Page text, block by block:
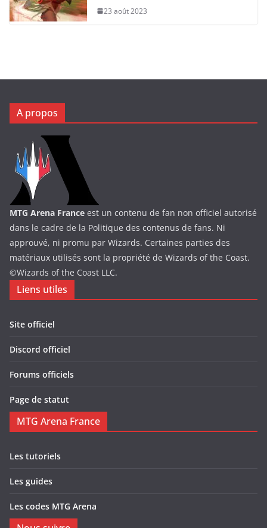
23 août 2023
A propos
MTG Arena France est un contenu de fan non officiel autorisé
dans le cadre de la Politique des contenus de fans. Ni
approuvé, ni promu par Wizards. Certaines parties des
matériaux utilisés sont la propriété de Wizards of the Coast.
©Wizards of the Coast LLC.
Liens utiles
Site officiel
Discord officiel
Forums officiels
Page de statut
MTG Arena France
Les tutoriels
Les guides
Les codes MTG Arena